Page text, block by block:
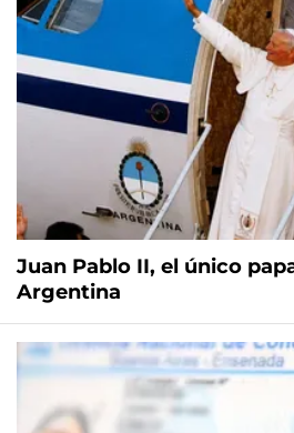
Juan Pablo II, el único
Argentina